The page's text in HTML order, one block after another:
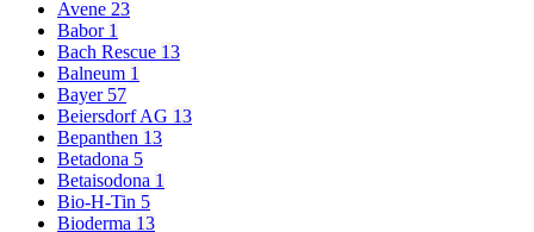
Avene 23
Babor 1
Bach Rescue 13
Balneum 1
Bayer 57
Beiersdorf AG 13
Bepanthen 13
Betadona 5
Betaisodona 1
Bio-H-Tin 5
Bioderma 13